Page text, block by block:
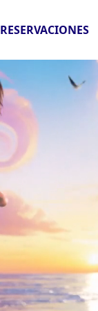
RESERVACIONES